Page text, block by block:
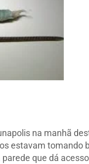
na manhã
estavam tomando
que dá acesso